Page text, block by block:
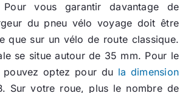
Pour vous garantir davantage de
du pneu vélo voyage doit être
que sur un vélo de route classique.
se situe autour de 35 mm. Pour le
pouvez optez pour du la dimension
Sur votre roue, plus le nombre de